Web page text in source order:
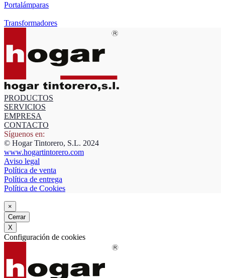
Portalámparas
Transformadores
PRODUCTOS
SERVICIOS
EMPRESA
CONTACTO
Síguenos en:
© Hogar Tintorero, S.L. 2024
www.hogartintorero.com
Aviso legal
Política de venta
Política de entrega
Política de Cookies
×
Cerrar
X
Configuración de cookies